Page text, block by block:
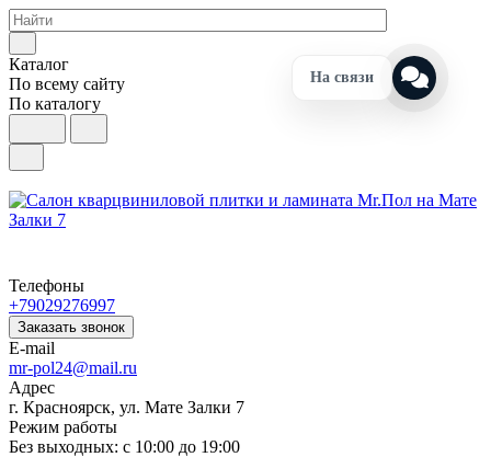
Каталог
По всему сайту
По каталогу
Телефоны
+79029276997
Заказать звонок
E-mail
mr-pol24@mail.ru
Адрес
г. Красноярск, ул. Мате Залки 7
Режим работы
Без выходных: с 10:00 до 19:00
На связи